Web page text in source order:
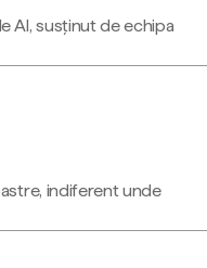
AI, susținut de echipa
indiferent unde